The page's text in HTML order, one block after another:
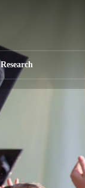
Research